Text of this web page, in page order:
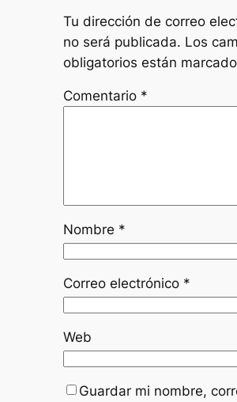
Tu dirección de correo
no será publicada. Los
obligatorios están
Comentario *
Nombre *
Correo electrónico *
Web
Guardar mi nombre,